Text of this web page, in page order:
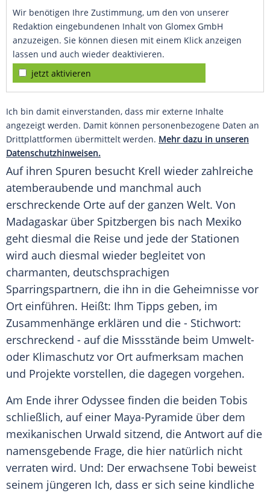
Wir benötigen Ihre Zustimmung, um den von unserer
Redaktion eingebundenen Inhalt von Glomex GmbH
anzuzeigen. Sie können diesen mit einem Klick anzeigen
lassen und auch wieder deaktivieren.
jetzt aktivieren
Ich bin damit einverstanden, dass mir externe Inhalte
angezeigt werden. Damit können personenbezogene Daten an
Drittplattformen übermittelt werden. Mehr dazu in unseren
Datenschutzhinweisen.
Auf ihren Spuren besucht Krell wieder zahlreiche
atemberaubende und manchmal auch
erschreckende Orte auf der ganzen Welt. Von
Madagaskar über Spitzbergen bis nach Mexiko
geht diesmal die Reise und jede der Stationen
wird auch diesmal wieder begleitet von
charmanten, deutschsprachigen
Sparringspartnern, die ihn in die Geheimnisse vor
Ort einführen. Heißt: Ihm Tipps geben, im
Zusammenhänge erklären und die - Stichwort:
erschreckend - auf die Missstände beim Umwelt-
oder Klimaschutz vor Ort aufmerksam machen
und Projekte vorstellen, die dagegen vorgehen.
Am Ende ihrer Odyssee finden die beiden Tobis
schließlich, auf einer Maya-Pyramide über dem
mexikanischen Urwald sitzend, die Antwort auf die
namensgebende Frage, die hier natürlich nicht
verraten wird. Und: Der erwachsene Tobi beweist
seinem jüngeren Ich, dass er sich seine kindliche